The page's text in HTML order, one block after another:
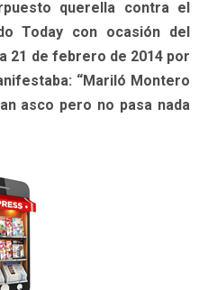
querella contra el
Today con ocasión del
21 de febrero de 2014 por
“Mariló Montero
asco pero no pasa nada